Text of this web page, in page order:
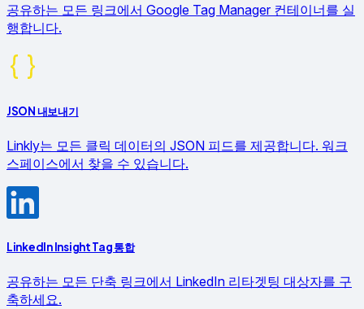
공유하는 모든 링크에서 Google Tag Manager 컨테이너를 실
행합니다.
JSON 내보내기
Linkly는 모든 클릭 데이터의 JSON 피드를 제공합니다. 워크
스페이스에서 찾을 수 있습니다.
LinkedIn Insight Tag 통합
공유하는 모든 단축 링크에서 LinkedIn 리타겟팅 대상자를 구
축하세요.